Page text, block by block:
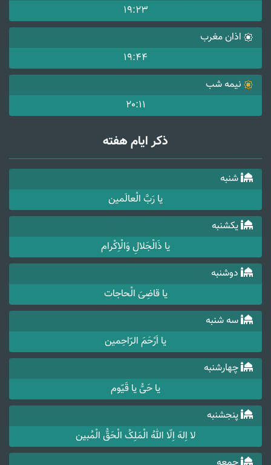
19:23
اذان مغرب
19:44
نیمه شب
20:11
ذکر ایام هفته
شنبه
یا رَبَّ الْعالَمین
یکشنبه
یا ذَالْجَلالِ وَالْاِکْرام
دوشنبه
یا قاضِیَ الْحاجات
سه شنبه
یا اَرْحَمَ الرّاحِمین
چهارشنبه
یا حَیُّ یا قَیّوم
پنجشنبه
لا اِلهَ اِلّا اللهُ الْمَلِکُ الْحَقُّ الْمُبین